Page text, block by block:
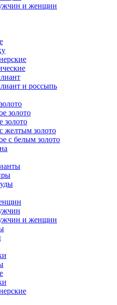
и женщин
и россыпь
золото
золото
желтым золото
с белым золото
и женщин